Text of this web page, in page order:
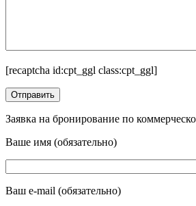
[recaptcha id:cpt_ggl class:cpt_ggl]
Заявка на бронирование по
Ваше имя (обязательно)
Ваш e-mail (обязательно)